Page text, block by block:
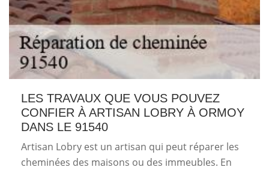
LES TRAVAUX QUE VOUS POUVEZ
CONFIER À ARTISAN LOBRY À ORMOY
DANS LE 91540
Artisan Lobry est un artisan qui peut réparer les
cheminées des maisons ou des immeubles. En